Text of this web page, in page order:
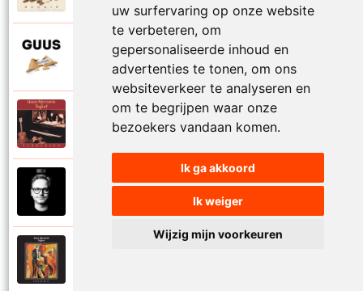
uw surfervaring op onze website
te verbeteren, om
gepersonaliseerde inhoud en
advertenties te tonen, om ons
websiteverkeer te analyseren en
om te begrijpen waar onze
bezoekers vandaan komen.
Ik ga akkoord
Ik weiger
Wijzig mijn voorkeuren
Guus Meeuwis
Guus Meeuwis en Vagant
Samen apart
Guus Meeuwis